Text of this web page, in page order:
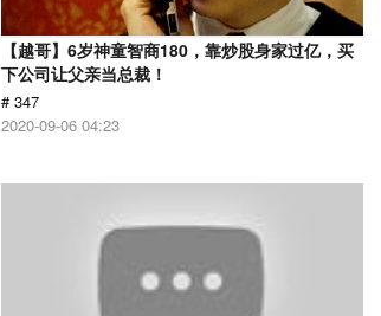
【越哥】6岁神童智商180，靠炒股身家过亿，买
下公司让父亲当总裁！
# 347
2020-09-06 04:23